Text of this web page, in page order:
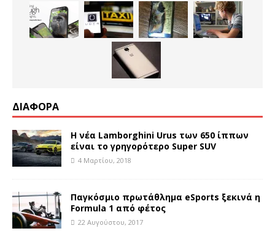
ΔΙΑΦΟΡΑ
Η νέα Lamborghini Urus των 650 ίππων
είναι το γρηγορότερο Super SUV
4 Μαρτίου, 2018
Παγκόσμιο πρωτάθλημα eSports ξεκινά η
Formula 1 από φέτος
22 Αυγούστου, 2017